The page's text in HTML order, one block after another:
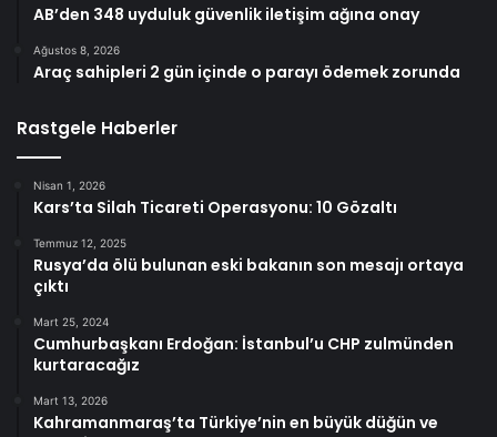
AB’den 348 uyduluk güvenlik iletişim ağına onay
Ağustos 8, 2026
Araç sahipleri 2 gün içinde o parayı ödemek zorunda
Rastgele Haberler
Nisan 1, 2026
Kars’ta Silah Ticareti Operasyonu: 10 Gözaltı
Temmuz 12, 2025
Rusya’da ölü bulunan eski bakanın son mesajı ortaya
çıktı
Mart 25, 2024
Cumhurbaşkanı Erdoğan: İstanbul’u CHP zulmünden
kurtaracağız
Mart 13, 2026
Kahramanmaraş’ta Türkiye’nin en büyük düğün ve